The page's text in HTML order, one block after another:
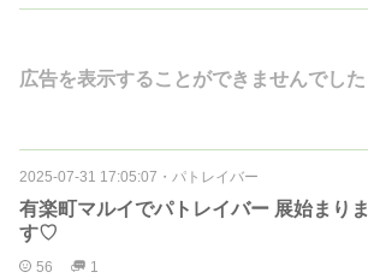
広告を表示することができませんでした
2025-07-31 17:05:07 ・ パトレイバー
有楽町マルイでパトレイバー 展始まりま
す♡
56 1